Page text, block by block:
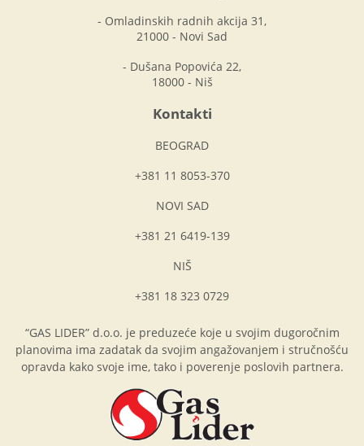
- Omladinskih radnih akcija 31,
21000 - Novi Sad
- Dušana Popovića 22,
18000 - Niš
Kontakti
BEOGRAD
+381 11 8053-370
NOVI SAD
+381 21 6419-139
NIŠ
+381 18 323 0729
“GAS LIDER” d.o.o. je preduzeće koje u svojim dugoročnim
planovima ima zadatak da svojim angažovanjem i stručnošću
opravda kako svoje ime, tako i poverenje poslovih partnera.